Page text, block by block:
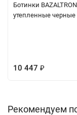
Ботинки BAZALTRON
утепленные черные
10 447 ₽
Рекомендуем